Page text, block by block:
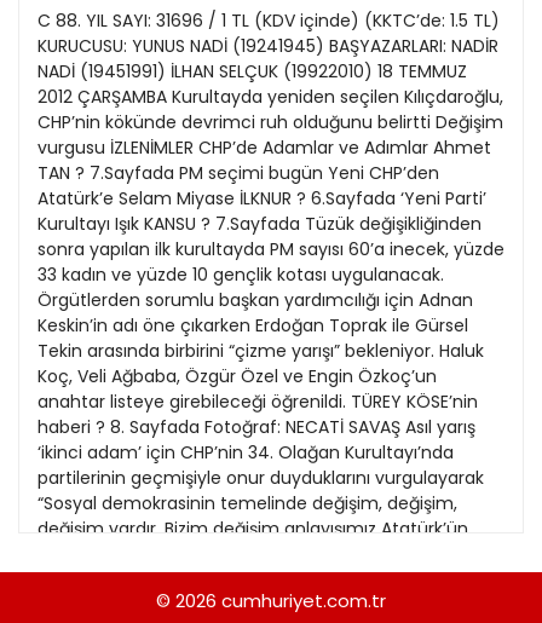
Evleniyoruz
Güney Dogu
Kitap Eki
Özel Ekler
Özel Okullar
Sevgililer Günü
Siyaset Eki
Sürdürülebilir yaşam
Turizm Eki
Yerel Yönetimler
1991
1990
1989
1988
1987
1986
1985
1984
1983
1982
1981
1980
19
20
21
22
23
24
25
26
27
28
29
30
31
11
12
13
14
15
16
17
18
C 88. YIL SAYI: 31696 / 1 TL (KDV içinde) (KKTC’de: 1.5 TL)
KURUCUSU: YUNUS NADİ (19241945) BAŞYAZARLARI: NADİR
NADİ (19451991) İLHAN SELÇUK (19922010) 18 TEMMUZ
2012 ÇARŞAMBA Kurultayda yeniden seçilen Kılıçdaroğlu,
CHP’nin kökünde devrimci ruh olduğunu belirtti Değişim
vurgusu İZLENİMLER CHP’de Adamlar ve Adımlar Ahmet
TAN ? 7.Sayfada PM seçimi bugün Yeni CHP’den
Atatürk’e Selam Miyase İLKNUR ? 6.Sayfada ‘Yeni Parti’
Kurultayı Işık KANSU ? 7.Sayfada Tüzük değişikliğinden
sonra yapılan ilk kurultayda PM sayısı 60’a inecek, yüzde
33 kadın ve yüzde 10 gençlik kotası uygulanacak.
Örgütlerden sorumlu başkan yardımcılığı için Adnan
Keskin’in adı öne çıkarken Erdoğan Toprak ile Gürsel
Tekin arasında birbirini “çizme yarışı” bekleniyor. Haluk
Koç, Veli Ağbaba, Özgür Özel ve Engin Özkoç’un
anahtar listeye girebileceği öğrenildi. TÜREY KÖSE’nin
haberi ? 8. Sayfada Fotoğraf: NECATİ SAVAŞ Asıl yarış
‘ikinci adam’ için CHP’nin 34. Olağan Kurultayı’nda
partilerinin geçmişiyle onur duyduklarını vurgulayarak
“Sosyal demokrasinin temelinde değişim, değişim,
değişim vardır. Bizim değişim anlayışımız Atatürk’ün
Kılıçdaroğlu, zamanın ruhunun da iyi okunması
gerektiğinin altını çizdi. Laikliğin toplumun çimentosu
© 2026 cumhuriyet.com.tr